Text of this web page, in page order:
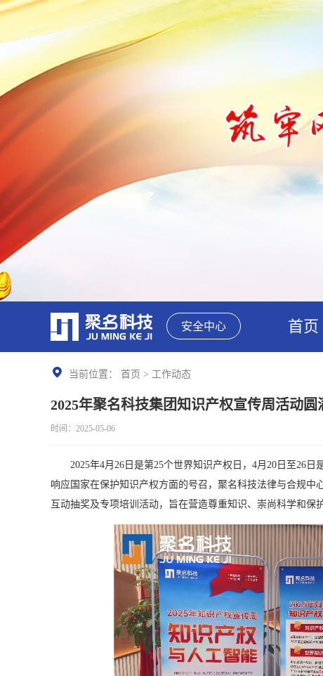
安全中心 首页
当前位置： 首页 > 工作动态
2025年聚名科技集团知识产权宣传周活动圆
时间：2025-05-06
2025年4月26日是第25个世界知识产权日，4月20日至26日
响应国家在保护知识产权方面的号召，聚名科技法律与合规中
互动抽奖及专项培训活动，旨在营造尊重知识、崇尚科学和保